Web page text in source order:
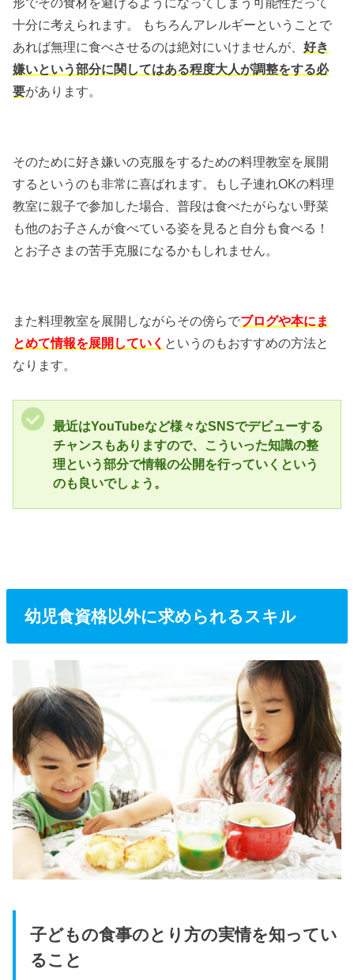
十分に考えられます。 もちろんアレルギーということで
あれば無理に食べさせるのは絶対にいけませんが、好き
嫌いという部分に関してはある程度大人が調整をする必
要があります。
そのために好き嫌いの克服をするための料理教室を展開
するというのも非常に喜ばれます。もし子連れOKの料理
教室に親子で参加した場合、普段は食べたがらない野菜
も他のお子さんが食べている姿を見ると自分も食べる！
とお子さまの苦手克服になるかもしれません。
また料理教室を展開しながらその傍らでブログや本にま
とめて情報を展開 していく というのもおすすめの方法と
なります。
最近はYouTubeなど様々なSNSでデビューする
チャンスもありますので、こういった知識の整
理という部分で情報の公開を行っていくという
のも良いでしょう。
幼児食資格以外に求められるスキル
子どもの食事のとり方の実情を知ってい
ること